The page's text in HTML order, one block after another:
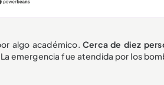
algo académico. Cerca de diez
La emergencia fue atendida por los